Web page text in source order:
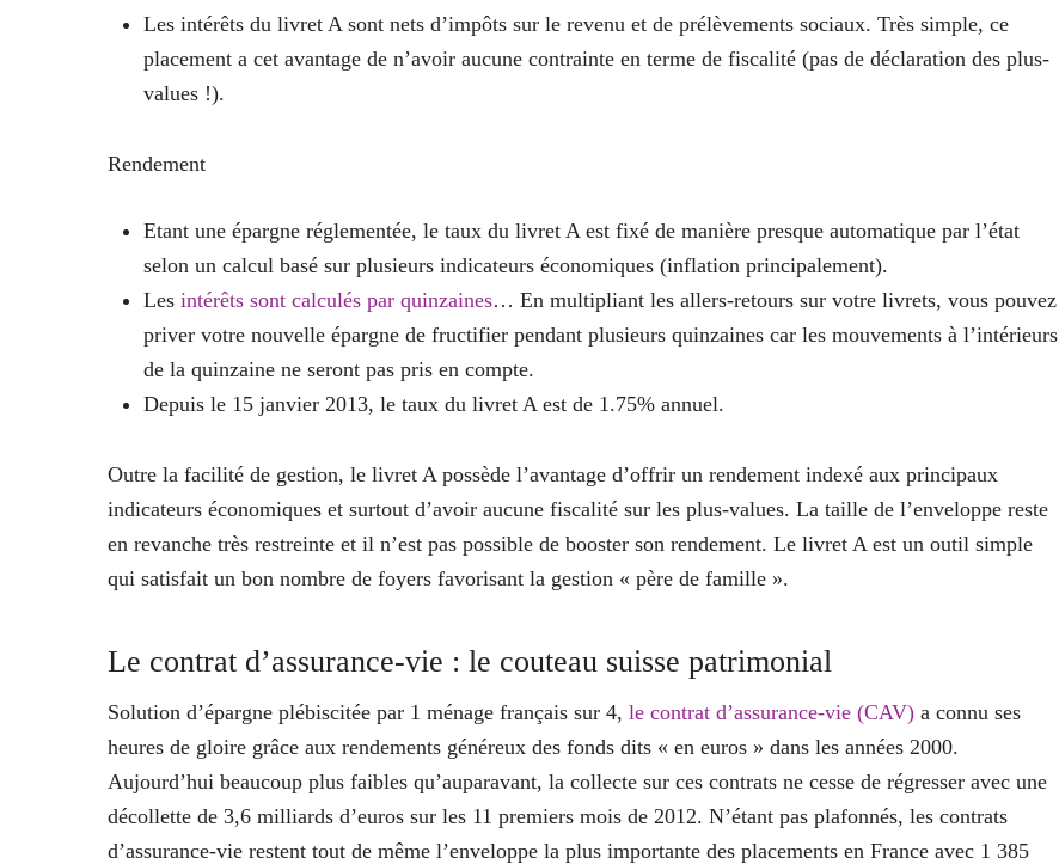
Les intérêts du livret A sont nets d’impôts sur le revenu et de prélèvements sociaux. Très simple, ce
placement a cet avantage de n’avoir aucune contrainte en terme de fiscalité (pas de déclaration des plus-
values !).
Rendement
Etant une épargne réglementée, le taux du livret A est fixé de manière presque automatique par l’état
selon un calcul basé sur plusieurs indicateurs économiques (inflation principalement).
Les intérêts sont calculés par quinzaines… En multipliant les allers-retours sur votre livrets, vous pouvez
priver votre nouvelle épargne de fructifier pendant plusieurs quinzaines car les mouvements à l’intérieurs
de la quinzaine ne seront pas pris en compte.
Depuis le 15 janvier 2013, le taux du livret A est de 1.75% annuel.
Outre la facilité de gestion, le livret A possède l’avantage d’offrir un rendement indexé aux principaux
indicateurs économiques et surtout d’avoir aucune fiscalité sur les plus-values. La taille de l’enveloppe reste
en revanche très restreinte et il n’est pas possible de booster son rendement. Le livret A est un outil simple
qui satisfait un bon nombre de foyers favorisant la gestion « père de famille ».
Le contrat d’assurance-vie : le couteau suisse patrimonial
Solution d’épargne plébiscitée par 1 ménage français sur 4, le contrat d’assurance-vie (CAV) a connu ses
heures de gloire grâce aux rendements généreux des fonds dits « en euros » dans les années 2000.
Aujourd’hui beaucoup plus faibles qu’auparavant, la collecte sur ces contrats ne cesse de régresser avec une
décollette de 3,6 milliards d’euros sur les 11 premiers mois de 2012. N’étant pas plafonnés, les contrats
d’assurance-vie restent tout de même l’enveloppe la plus importante des placements en France avec 1 385